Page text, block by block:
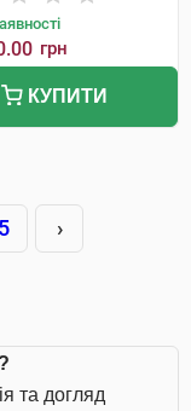
грн
КУПИТИ
5 ›
та догляд